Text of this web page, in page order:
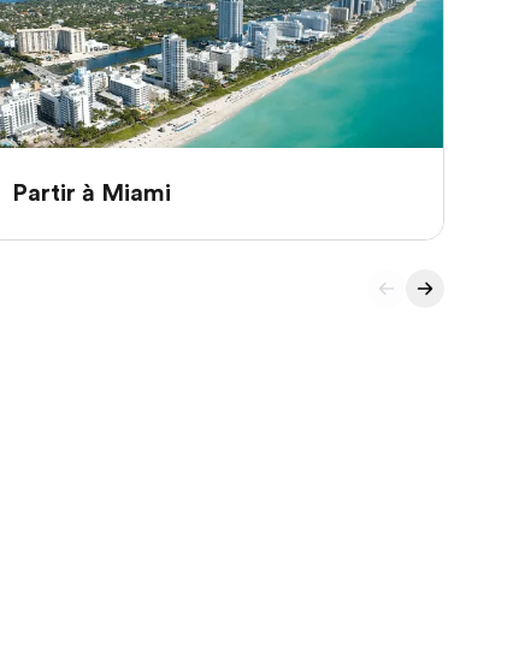
Partir à Miami